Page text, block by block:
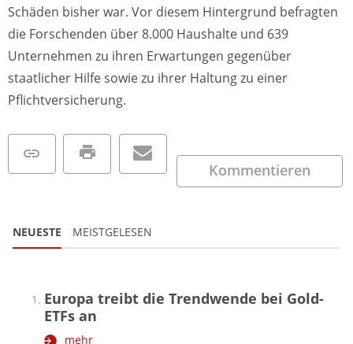
Schäden bisher war. Vor diesem Hintergrund befragten
die Forschenden über 8.000 Haushalte und 639
Unternehmen zu ihren Erwartungen gegenüber
staatlicher Hilfe sowie zu ihrer Haltung zu einer
Pflichtversicherung.
Kommentieren
NEUESTE MEISTGELESEN
Europa treibt die Trendwende bei Gold-
ETFs an
mehr